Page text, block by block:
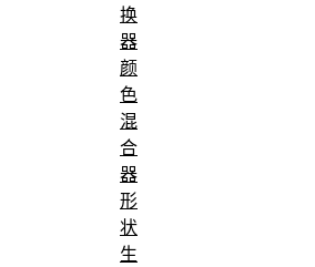
换
器
颜
色
混
合
器
形
状
生